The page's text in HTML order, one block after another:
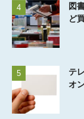
4
図
ど
5
テ
オ